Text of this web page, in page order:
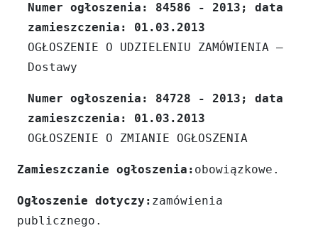
Numer ogłoszenia: 84586 - 2013; data
zamieszczenia: 01.03.2013
OGŁOSZENIE O UDZIELENIU ZAMÓWIENIA –
Dostawy
Numer ogłoszenia: 84728 - 2013; data
zamieszczenia: 01.03.2013
OGŁOSZENIE O ZMIANIE OGŁOSZENIA
Zamieszczanie ogłoszenia: obowiązkowe.
Ogłoszenie dotyczy: zamówienia
publicznego.